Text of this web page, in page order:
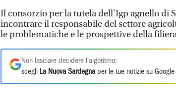
Il consorzio per la tutela dell’Igp agnello di
incontrare il responsabile del settore
le problematiche e le prospettive della
Non lasciare decidere l'algoritmo:
scegli La Nuova Sardegna per le tue notizie su Google